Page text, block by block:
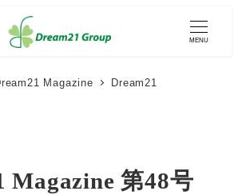
MENU
Magazine
Dream21
Magazine 第48号